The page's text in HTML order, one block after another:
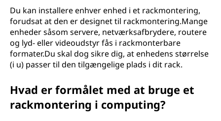
Du kan installere enhver enhed i et rackmontering,
forudsat at den er designet til rackmontering.Mange
enheder såsom servere, netværksafbrydere, routere
og lyd- eller videoudstyr fås i rackmonterbare
formater.Du skal dog sikre dig, at enhedens størrelse
(i u) passer til den tilgængelige plads i dit rack.
Hvad er formålet med at bruge et
rackmontering i computing?